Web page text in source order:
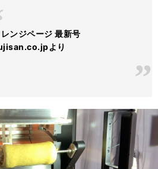
ンジページ 最新号
より